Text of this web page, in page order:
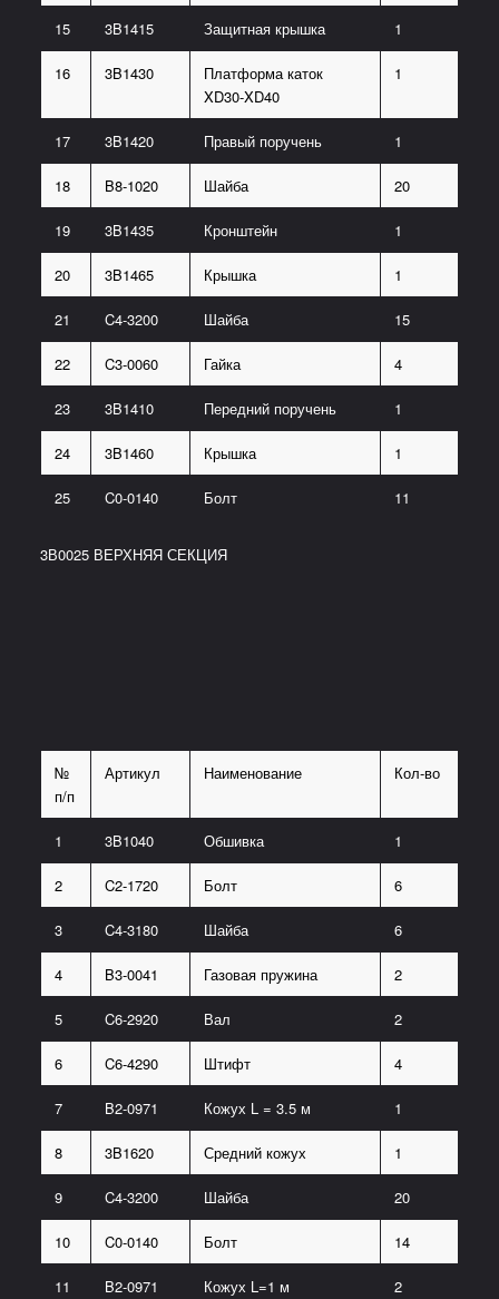
15 3B1415 Защитная крышка 1
16 3B1430
Платформа каток
XD30-XD40
1
17 3B1420 Правый поручень 1
18 B8-1020 Шайба 20
19 3B1435 Кронштейн 1
20 3B1465 Крышка 1
21 C4-3200 Шайба 15
22 C3-0060 Гайка 4
23 3B1410 Передний поручень 1
24 3B1460 Крышка 1
25 C0-0140 Болт 11
3В0025 ВЕРХНЯЯ СЕКЦИЯ
№
п/п
Артикул Наименование Кол-во
1 3B1040 Обшивка 1
2 C2-1720 Болт 6
3 C4-3180 Шайба 6
4 B3-0041 Газовая пружина 2
5 C6-2920 Вал 2
6 C6-4290 Штифт 4
7 B2-0971 Кожух L = 3.5 м 1
8 3B1620 Средний кожух 1
9 C4-3200 Шайба 20
10 C0-0140 Болт 14
11 B2-0971 Кожух L=1 м 2